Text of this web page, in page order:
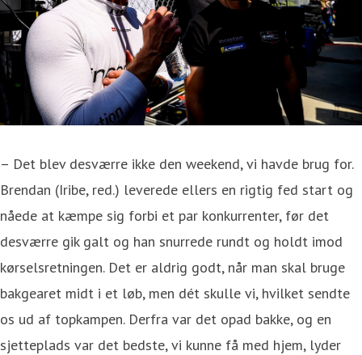
– Det blev desværre ikke den weekend, vi havde brug for.
Brendan (Iribe, red.) leverede ellers en rigtig fed start og
nåede at kæmpe sig forbi et par konkurrenter, før det
desværre gik galt og han snurrede rundt og holdt imod
kørselsretningen. Det er aldrig godt, når man skal bruge
bakgearet midt i et løb, men dét skulle vi, hvilket sendte
os ud af topkampen. Derfra var det opad bakke, og en
sjetteplads var det bedste, vi kunne få med hjem, lyder